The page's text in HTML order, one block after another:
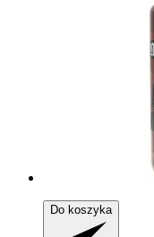
Do koszyka